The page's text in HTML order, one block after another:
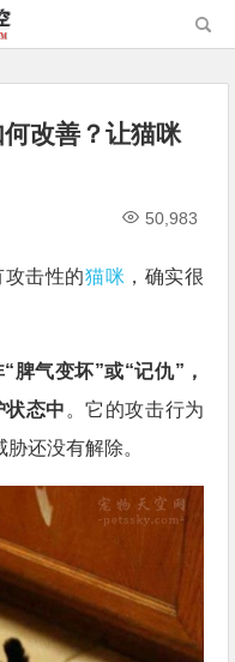
改善？让猫咪
50,983
攻击性的猫咪 ，确实很
脾气变坏”或“记仇”，
状态中 。它的攻击行为
还没有解除。